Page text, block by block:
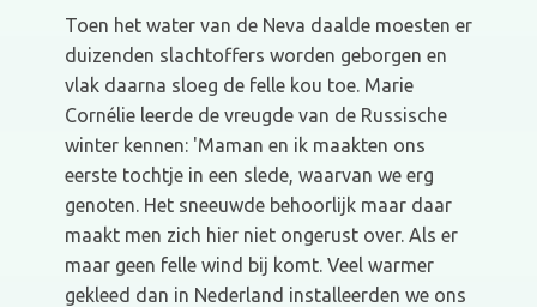
Toen het water van de Neva daalde moesten er
duizenden slachtoffers worden geborgen en
vlak daarna sloeg de felle kou toe. Marie
Cornélie leerde de vreugde van de Russische
winter kennen: 'Maman en ik maakten ons
eerste tochtje in een slede, waarvan we erg
genoten. Het sneeuwde behoorlijk maar daar
maakt men zich hier niet ongerust over. Als er
maar geen felle wind bij komt. Veel warmer
gekleed dan in Nederland installeerden we ons